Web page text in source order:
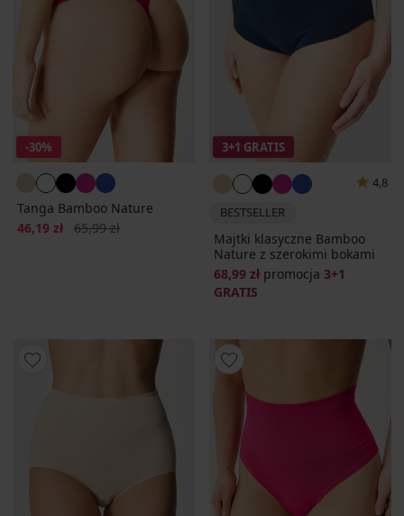
-30%
Tanga Bamboo Nature
Zniżka
46,19 zł Pierwotna cena
65,99 zł
3+1 GRATIS
4,8
BESTSELLER
Majtki klasyczne Bamboo
Nature z szerokimi bokami
68,99 zł promocja 3+1
GRATIS